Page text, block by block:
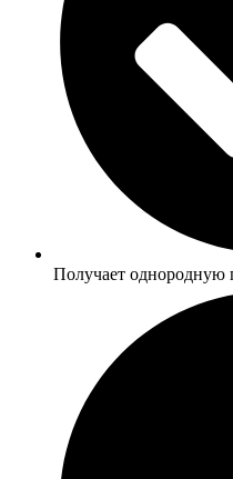
Получает однородную